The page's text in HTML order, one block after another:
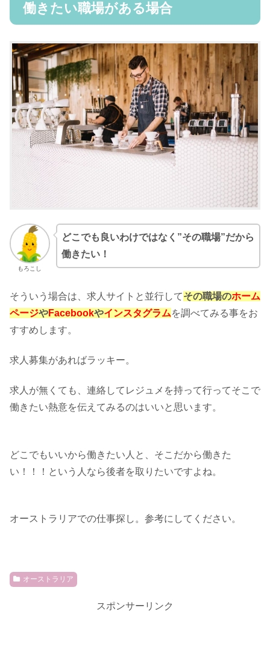
働きたい職場がある場合
もろこし
どこでも良いわけではなく”その職場”だから
働きたい！
そういう場合は、求人サイトと並行してその職場のホーム
ページやFacebookやインスタグラムを調べてみる事をお
すすめします。
求人募集があればラッキー。
求人が無くても、連絡してレジュメを持って行ってそこで
働きたい熱意を伝えてみるのはいいと思います。
どこでもいいから働きたい人と、そこだから働きた
い！！！という人なら後者を取りたいですよね。
オーストラリアでの仕事探し。参考にしてください。
オーストラリア
スポンサーリンク